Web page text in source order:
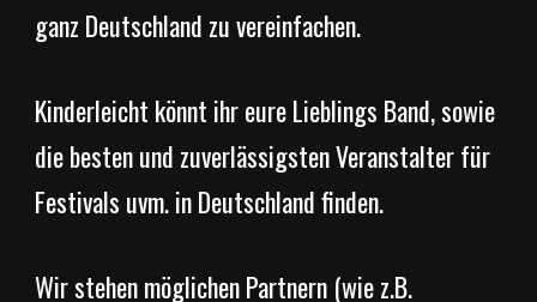
ganz Deutschland zu vereinfachen.
Kinderleicht könnt ihr eure Lieblings Band, sowie
die besten und zuverlässigsten Veranstalter für
Festivals uvm. in Deutschland finden.
Wir stehen möglichen Partnern (wie z.B.